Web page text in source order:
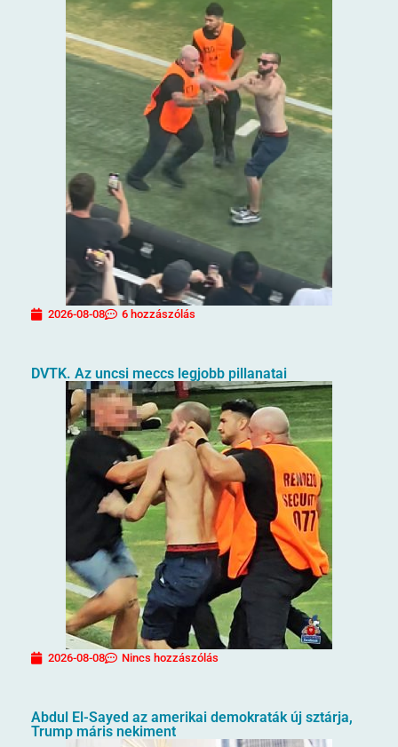
2026-08-08 6 hozzászólás
DVTK. Az uncsi meccs legjobb pillanatai
2026-08-08 Nincs hozzászólás
Abdul El-Sayed az amerikai demokraták új sztárja,
Trump máris nekiment